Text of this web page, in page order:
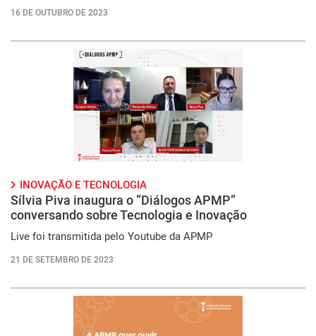
16 DE OUTUBRO DE 2023
INOVAÇÃO E TECNOLOGIA
Sílvia Piva inaugura o “Diálogos APMP”
conversando sobre Tecnologia e Inovação
Live foi transmitida pelo Youtube da APMP
21 DE SETEMBRO DE 2023